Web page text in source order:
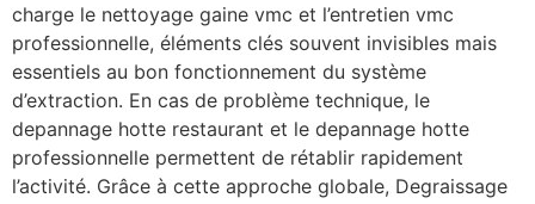
charge le nettoyage gaine vmc et l’entretien vmc
professionnelle, éléments clés souvent invisibles mais
essentiels au bon fonctionnement du système
d’extraction. En cas de problème technique, le
depannage hotte restaurant et le depannage hotte
professionnelle permettent de rétablir rapidement
l’activité. Grâce à cette approche globale, Degraissage